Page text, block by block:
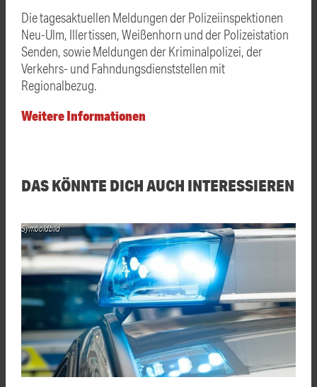
Die tagesaktuellen Meldungen der Polizeiinspektionen
Neu-Ulm, Illertissen, Weißenhorn und der Polizeistation
Senden, sowie Meldungen der Kriminalpolizei, der
Verkehrs- und Fahndungsdienststellen mit
Regionalbezug.
Weitere Informationen
DAS KÖNNTE DICH AUCH INTERESSIEREN
Symboldbild